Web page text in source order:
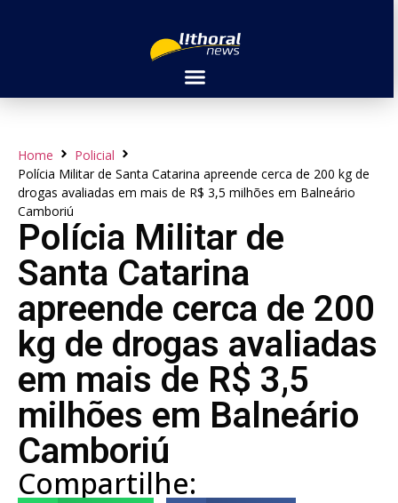
Home
Policial
Polícia Militar de Santa Catarina apreende cerca de 200 kg de
drogas avaliadas em mais de R$ 3,5 milhões em Balneário
Camboriú
Polícia Militar de
Santa Catarina
apreende cerca de 200
kg de drogas avaliadas
em mais de R$ 3,5
milhões em Balneário
Camboriú
Compartilhe: